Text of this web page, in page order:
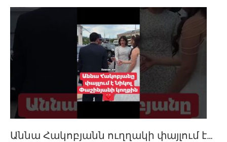
Աննա Հակոբյանն ուղղակի փայլում է…